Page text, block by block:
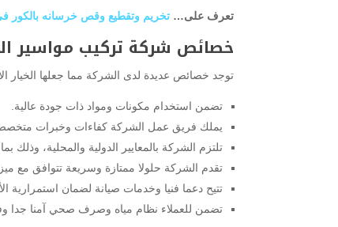
تعرف على… تخريم وتقطيع وقص خرسانه بالكور
خصائص شركة تركيب مواسير
توجد خصائص عديدة لدى الشركة مما جعلها الخيار
تضمن استخدام مكونات ومواد ذات جودة عالية.
يملك فريق عمل الشركة كفاءات وخبرات متخصصة
تلتزم الشركة بالمعايير الدولية والمحلية، وذلك
تقدم الشركة حلولا ممتازة وسريعة تتوافق مع
تتيح دعما فنيا وخدمات صيانة لضمان استمرارية
تضمن للعملاء نظام مياه وصرف صحي آمنا جدا